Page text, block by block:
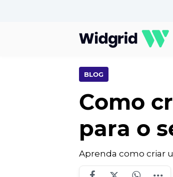
BLOG
Como
para o
Aprenda como criar